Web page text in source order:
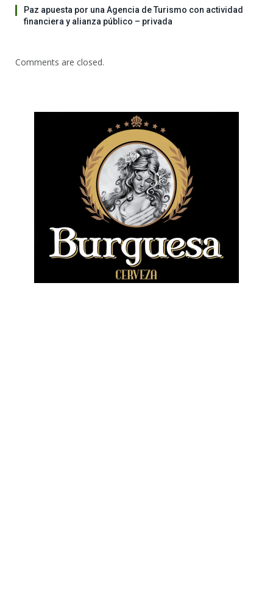
Paz apuesta por una Agencia de Turismo con actividad
financiera y alianza público – privada
Comments are closed.